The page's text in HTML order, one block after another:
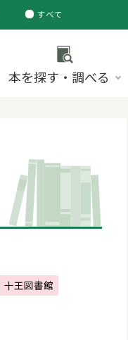
すべて
ページ
本を探す・調べる
十王図書館